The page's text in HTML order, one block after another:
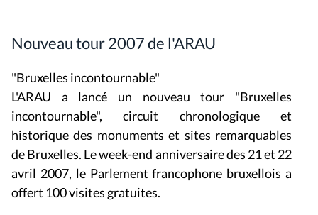
Nouveau tour 2007 de l'ARAU
"Bruxelles incontournable"
L'ARAU a lancé un nouveau tour "Bruxelles
incontournable", circuit chronologique et
historique des monuments et sites remarquables
de Bruxelles. Le week-end anniversaire des 21 et 22
avril 2007, le Parlement francophone bruxellois a
offert 100 visites gratuites.